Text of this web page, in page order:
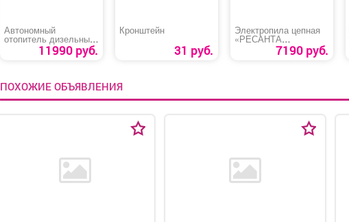
Автономный
отопитель дизельный
11990 руб.
Кронштейн
31 руб.
Электропила цепная
«РЕСАНТА
ЭП-1814П»7190 руб.
ПОХОЖИЕ ОБЪЯВЛЕНИЯ